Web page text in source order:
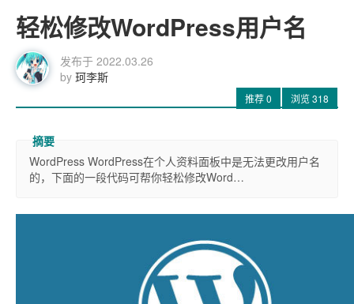
轻松修改WordPress用户名
发布于 2022.03.26
by 珂李斯
推荐0 浏览318
WordPress WordPress在个人资料面板中是无法更改用户名
的，下面的一段代码可帮你轻松修改Word…